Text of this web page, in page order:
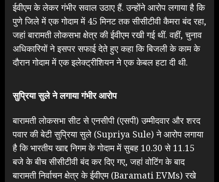
ईवीएम के लेकर गंभीर सवाल उठाए हैं. उन्होंने आरोप लगाया है कि
पुणे जिले में एक गोदाम में 45 मिनट तक सीसीटीवी कैमरा बंद रहा,
जहां बारामती लोकसभा क्षेत्र की ईवीएम रखी गई थीं. वहीं, चुनाव
अधिकारियों ने इसपर सफाई देते हुए कहा कि बिजली के काम के
दौरान गोदाम में एक इलेक्ट्रीशियन ने एक केबल हटा दी थी.
सुप्रिया सुले ने लगाया गंभीर आरोप
बारामती लोकसभा सीट से एनसीपी (एसपी) उम्मीदवार और शरद
पवार की बेटी सुप्रिया सुले (Supriya Sule) ने आरोप लगाया
है कि भारतीय खाद्द निगम के गोदाम में सुबह 10.30 से 11.15
बजे के बीच सीसीटीवी बंद कर दिए गए, जहां वोटिंग के बाद
बारामती निर्वाचन क्षेत्र के ईवीएम (Baramati EVMs) रखे